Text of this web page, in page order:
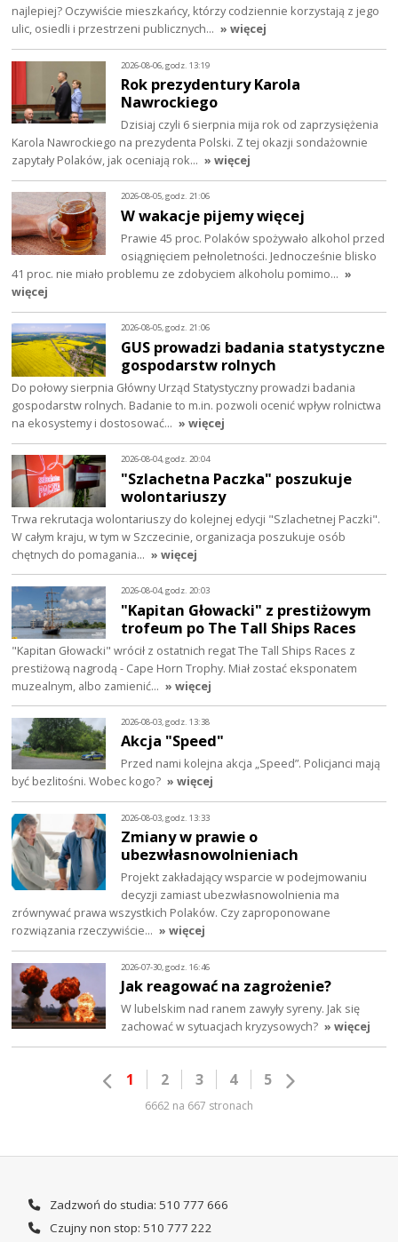
najlepiej? Oczywiście mieszkańcy, którzy codziennie korzystają z jego
ulic, osiedli i przestrzeni publicznych… » więcej
2026-08-06, godz. 13:19
Rok prezydentury Karola
Nawrockiego
Dzisiaj czyli 6 sierpnia mija rok od zaprzysiężenia
Karola Nawrockiego na prezydenta Polski. Z tej okazji sondażownie
zapytały Polaków, jak oceniają rok… » więcej
2026-08-05, godz. 21:06
W wakacje pijemy więcej
Prawie 45 proc. Polaków spożywało alkohol przed
osiągnięciem pełnoletności. Jednocześnie blisko
41 proc. nie miało problemu ze zdobyciem alkoholu pomimo… »
więcej
2026-08-05, godz. 21:06
GUS prowadzi badania statystyczne
gospodarstw rolnych
Do połowy sierpnia Główny Urząd Statystyczny prowadzi badania
gospodarstw rolnych. Badanie to m.in. pozwoli ocenić wpływ rolnictwa
na ekosystemy i dostosować… » więcej
2026-08-04, godz. 20:04
"Szlachetna Paczka" poszukuje
wolontariuszy
Trwa rekrutacja wolontariuszy do kolejnej edycji "Szlachetnej Paczki".
W całym kraju, w tym w Szczecinie, organizacja poszukuje osób
chętnych do pomagania… » więcej
2026-08-04, godz. 20:03
"Kapitan Głowacki" z prestiżowym
trofeum po The Tall Ships Races
"Kapitan Głowacki" wrócił z ostatnich regat The Tall Ships Races z
prestiżową nagrodą - Cape Horn Trophy. Miał zostać eksponatem
muzealnym, albo zamienić… » więcej
2026-08-03, godz. 13:38
Akcja "Speed"
Przed nami kolejna akcja „Speed”. Policjanci mają
być bezlitośni. Wobec kogo? » więcej
2026-08-03, godz. 13:33
Zmiany w prawie o
ubezwłasnowolnieniach
Projekt zakładający wsparcie w podejmowaniu
decyzji zamiast ubezwłasnowolnienia ma
zrównywać prawa wszystkich Polaków. Czy zaproponowane
rozwiązania rzeczywiście… » więcej
2026-07-30, godz. 16:46
Jak reagować na zagrożenie?
W lubelskim nad ranem zawyły syreny. Jak się
zachować w sytuacjach kryzysowych? » więcej
1 2 3 4 5
6662 na 667 stronach
Zadzwoń do studia: 510 777 666
Czujny non stop: 510 777 222